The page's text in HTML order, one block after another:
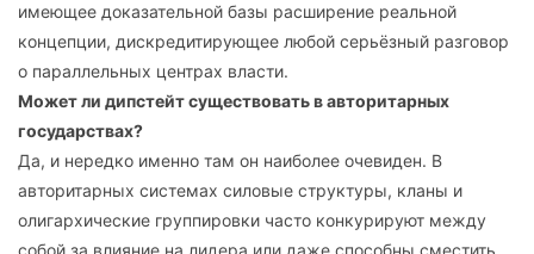
имеющее доказательной базы расширение реальной
концепции, дискредитирующее любой серьёзный разговор
о параллельных центрах власти.
Может ли дипстейт существовать в авторитарных
государствах?
Да, и нередко именно там он наиболее очевиден. В
авторитарных системах силовые структуры, кланы и
олигархические группировки часто конкурируют между